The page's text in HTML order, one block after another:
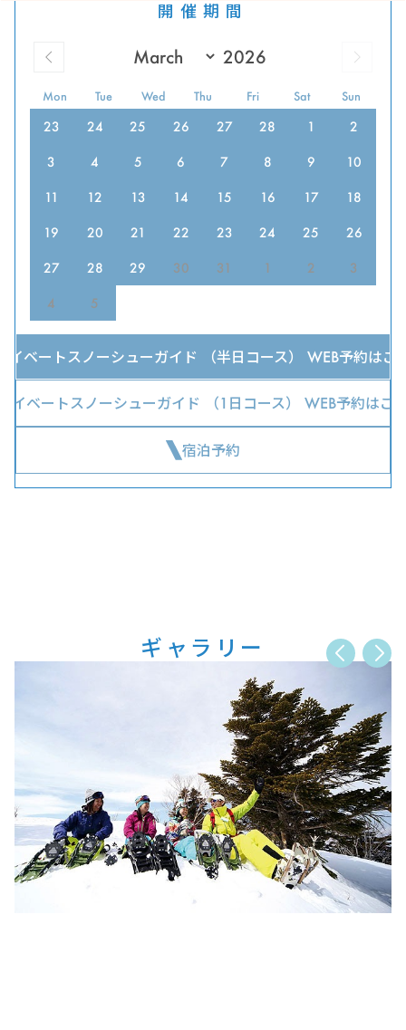
開催期間
Mon Tue Wed Thu Fri Sat Sun
23 24 25 26 27 28 1 2
3 4 5 6 7 8 9 10
11 12 13 14 15 16 17 18
19 20 21 22 23 24 25 26
27 28 29 30 31 1 2 3
4 5
イベートスノーシューガイド （半日コース） WEB予約はこ
イベートスノーシューガイド （1日コース） WEB予約はこ
宿泊予約
ギャラリー